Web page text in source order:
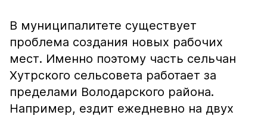
В муниципалитете существует
проблема создания новых рабочих
мест. Именно поэтому часть сельчан
Хутрского сельсовета работает за
пределами Володарского района.
Например, ездит ежедневно на двух